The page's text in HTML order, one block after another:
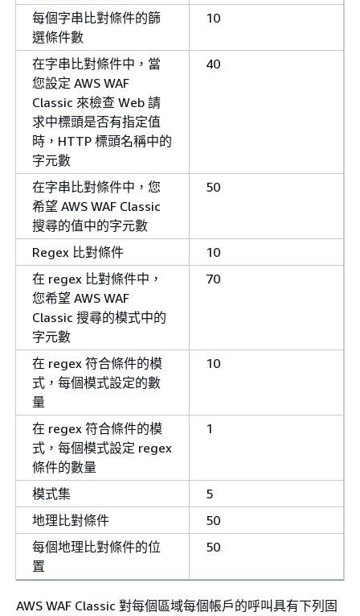
每個字串比對條件的篩
選條件數
10
在字串比對條件中，當
您設定 AWS WAF
Classic 來檢查 Web 請
求中標頭是否有指定值
時，HTTP 標頭名稱中的
字元數
40
在字串比對條件中，您
希望 AWS WAF Classic
搜尋的值中的字元數
50
Regex 比對條件
10
在 regex 比對條件中，
您希望 AWS WAF
Classic 搜尋的模式中的
字元數
70
在 regex 符合條件的模
式，每個模式設定的數
量
10
在 regex 符合條件的模
式，每個模式設定 regex
條件的數量
1
模式集
5
地理比對條件
50
每個地理比對條件的位
置
50
AWS WAF Classic 對每個區域每個帳戶的呼叫具有下列固